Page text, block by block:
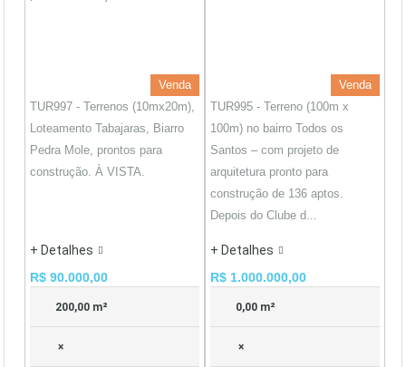
Venda
TUR997 - Terrenos (10mx20m),
Loteamento Tabajaras, Biarro
Pedra Mole, prontos para
construção. À VISTA.
+ Detalhes
R$ 90.000,00
200,00 m²
×
Venda
TUR995 - Terreno (100m x
100m) no bairro Todos os
Santos – com projeto de
arquitetura pronto para
construção de 136 aptos.
Depois do Clube d...
+ Detalhes
R$ 1.000.000,00
0,00 m²
×